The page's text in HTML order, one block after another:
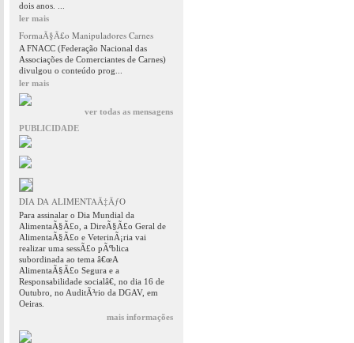
dois anos. ...
ler mais
FormaÃ§Ã£o Manipuladores Carnes
A FNACC (Federação Nacional das
Associações de Comerciantes de Carnes)
divulgou o conteúdo prog...
ler mais
ver todas as mensagens
PUBLICIDADE
DIA DA ALIMENTAÃ‡ÃƒO
Para assinalar o Dia Mundial da
AlimentaÃ§Ã£o, a DireÃ§Ã£o Geral de
AlimentaÃ§Ã£o e VeterinÃ¡ria vai
realizar uma sessÃ£o pÃºblica
subordinada ao tema â€œA
AlimentaÃ§Ã£o Segura e a
Responsabilidade socialâ€, no dia 16 de
Outubro, no AuditÃ³rio da DGAV, em
Oeiras.
mais informações